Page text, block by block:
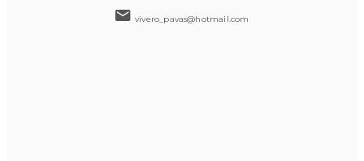
vivero_pavas@hotmail.com